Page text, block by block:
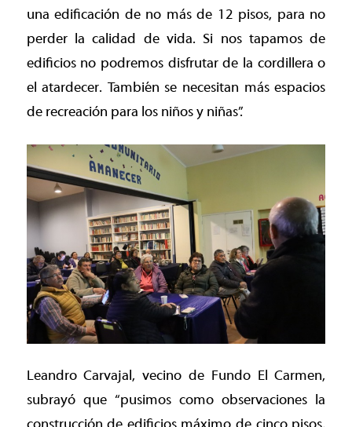
una edificación de no más de 12 pisos, para no
perder la calidad de vida. Si nos tapamos de
edificios no podremos disfrutar de la cordillera o
el atardecer. También se necesitan más espacios
de recreación para los niños y niñas”.
Leandro Carvajal, vecino de Fundo El Carmen,
subrayó que “pusimos como observaciones la